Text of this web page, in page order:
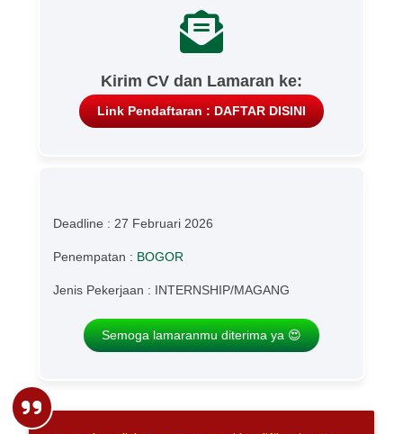
Kirim CV dan Lamaran ke:
Link Pendaftaran : DAFTAR DISINI
Deadline : 27 Februari 2026
Penempatan : BOGOR
Jenis Pekerjaan : INTERNSHIP/MAGANG
Semoga lamaranmu diterima ya 😍